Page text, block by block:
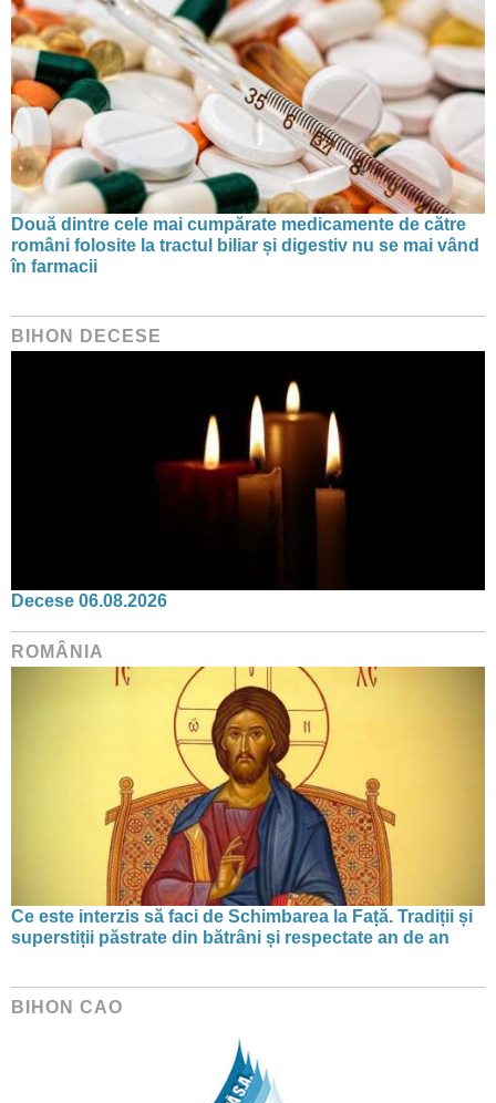
Două dintre cele mai cumpărate medicamente de către
români folosite la tractul biliar și digestiv nu se mai vând
în farmacii
BIHON DECESE
Decese 06.08.2026
ROMÂNIA
Ce este interzis să faci de Schimbarea la Față. Tradiții și
superstiții păstrate din bătrâni și respectate an de an
BIHON CAO